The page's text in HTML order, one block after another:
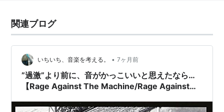
声明を伝える手段であり、それ以下でもそれ以上のもの
音楽活動以外でも様々な政治的活動を行う。
2000年にバンドの政治的・音楽的中心人物であるヴォ
ーカル、ザックが脱退し、活動停止状態へ。
関連ブログ
いちいち、音楽を考える。 • 7ヶ月前
”過激”より前に、音がかっこいいと思えたなら…
【Rage Against The Machine/Rage Against